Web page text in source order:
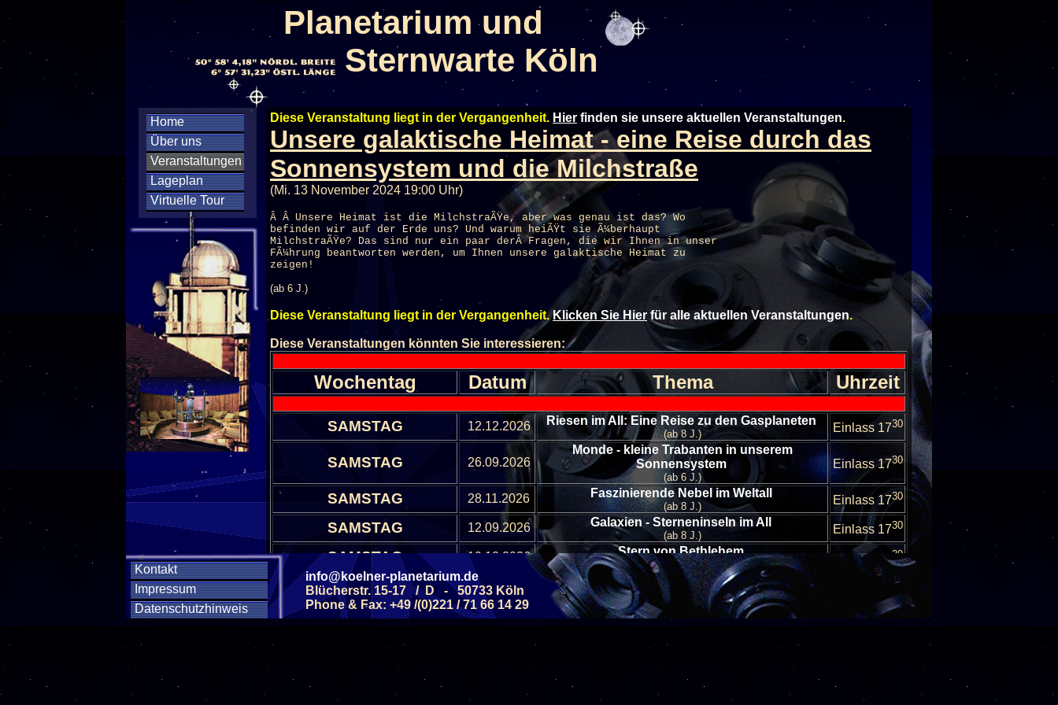
Planetarium und
Sternwarte Köln
Home
Über uns
Veranstaltungen
Lageplan
Virtuelle Tour
Kontakt
Impressum
Datenschutzhinweis
Diese Veranstaltung liegt in der Vergangenheit. Hier finden sie unsere aktuellen Veranstaltungen.
Unsere galaktische Heimat - eine Reise durch das
Sonnensystem und die Milchstraße
(Mi. 13 November 2024 19:00 Uhr)
Â Â Unsere Heimat ist die MilchstraÃŸe, aber was genau ist das? Wo
befinden wir auf der Erde uns? Und warum heiÃŸt sie Ã¼berhaupt
MilchstraÃŸe? Das sind nur ein paar derÂ Fragen, die wir Ihnen in unser
FÃ¼hrung beantworten werden, um Ihnen unsere galaktische Heimat zu
zeigen!
(ab 6 J.)
Diese Veranstaltung liegt in der Vergangenheit. Klicken Sie Hier für alle aktuellen Veranstaltungen.
Diese Veranstaltungen könnten Sie interessieren:
Wochentag Datum Thema Uhrzeit
SAMSTAG 12.12.2026 Riesen im All: Eine Reise zu den Gasplaneten
(ab 8 J.) Einlass 1730
SAMSTAG 26.09.2026
Monde - kleine Trabanten in unserem
Sonnensystem
(ab 6 J.)
Einlass 1730
SAMSTAG 28.11.2026 Faszinierende Nebel im Weltall
(ab 8 J.) Einlass 1730
SAMSTAG 12.09.2026 Galaxien - Sterneninseln im All
(ab 8 J.) Einlass 1730
SAMSTAG 19.12.2026 Stern von Bethlehem
(ab 8 J.) Einlass 1730
SAMSTAG 05.09.2026
Allgemeine Führung - Sternhimmel im
September
(ab 6 J.)
Einlass 17
Allgemeine Führung - Sternhimmel im
SAMSTAG Allgemeine Führung - Sternhimmel im Oktober
(ab 6 J.)
SAMSTAG 24.10.2026 Allgemeine Führung - Sternhimmel im Oktober
info@koelner-planetarium.de
Blücherstr. 15-17 / D - 50733 Köln
Phone & Fax: +49 /(0)221 / 71 66 14 29